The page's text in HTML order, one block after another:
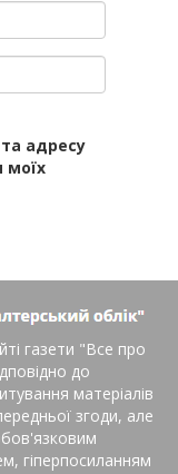
адресу
моїх
газети "Все про
до
матеріалів
згоди, але
гіперпосиланням